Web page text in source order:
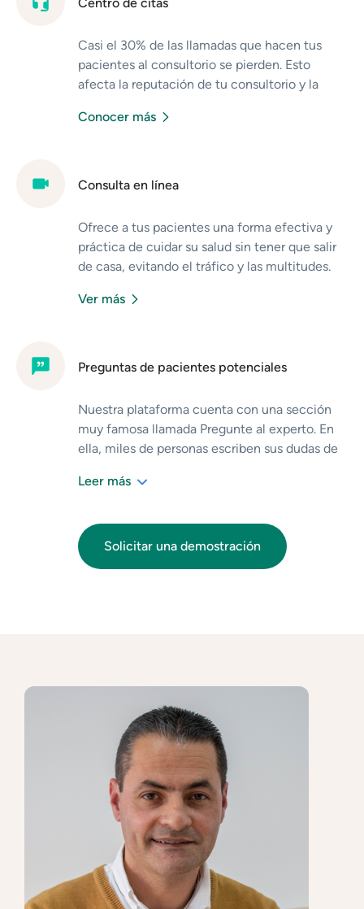
No te preocupes por detalles técnicos:
nosotros nos encargamos de contratar el
dominio o alojamiento.
Centro de citas
Casi el 30% de las llamadas que hacen tus
pacientes al consultorio se pierden. Esto
afecta la reputación de tu consultorio y la
respondemos todas tus llamadas y agendamos
contrario, le ayuda a facilitar sus labores
Conocer más
Consulta en línea
Ofrece a tus pacientes una forma efectiva y
práctica de cuidar su salud sin tener que salir
de casa, evitando el tráfico y las multitudes.
requieren contacto físico y resuelve dudas de
Ver más
Preguntas de pacientes potenciales
Nuestra plataforma cuenta con una sección
muy famosa llamada Pregunte al experto. En
ella, miles de personas escriben sus dudas de
preguntas. Puedes contestar las preguntas que
aumentas tu popularidad en internet, te das a
conocer como una autoridad en tu área. Cada
pregunta respondida es una nueva
Leer más
Solicitar una demostración